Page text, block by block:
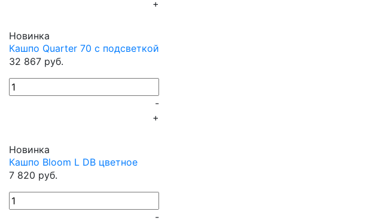
+
Новинка
Кашпо Quarter 70 с подсветкой
32 867 руб.
-
+
Новинка
Кашпо Bloom L DB цветное
7 820 руб.
-